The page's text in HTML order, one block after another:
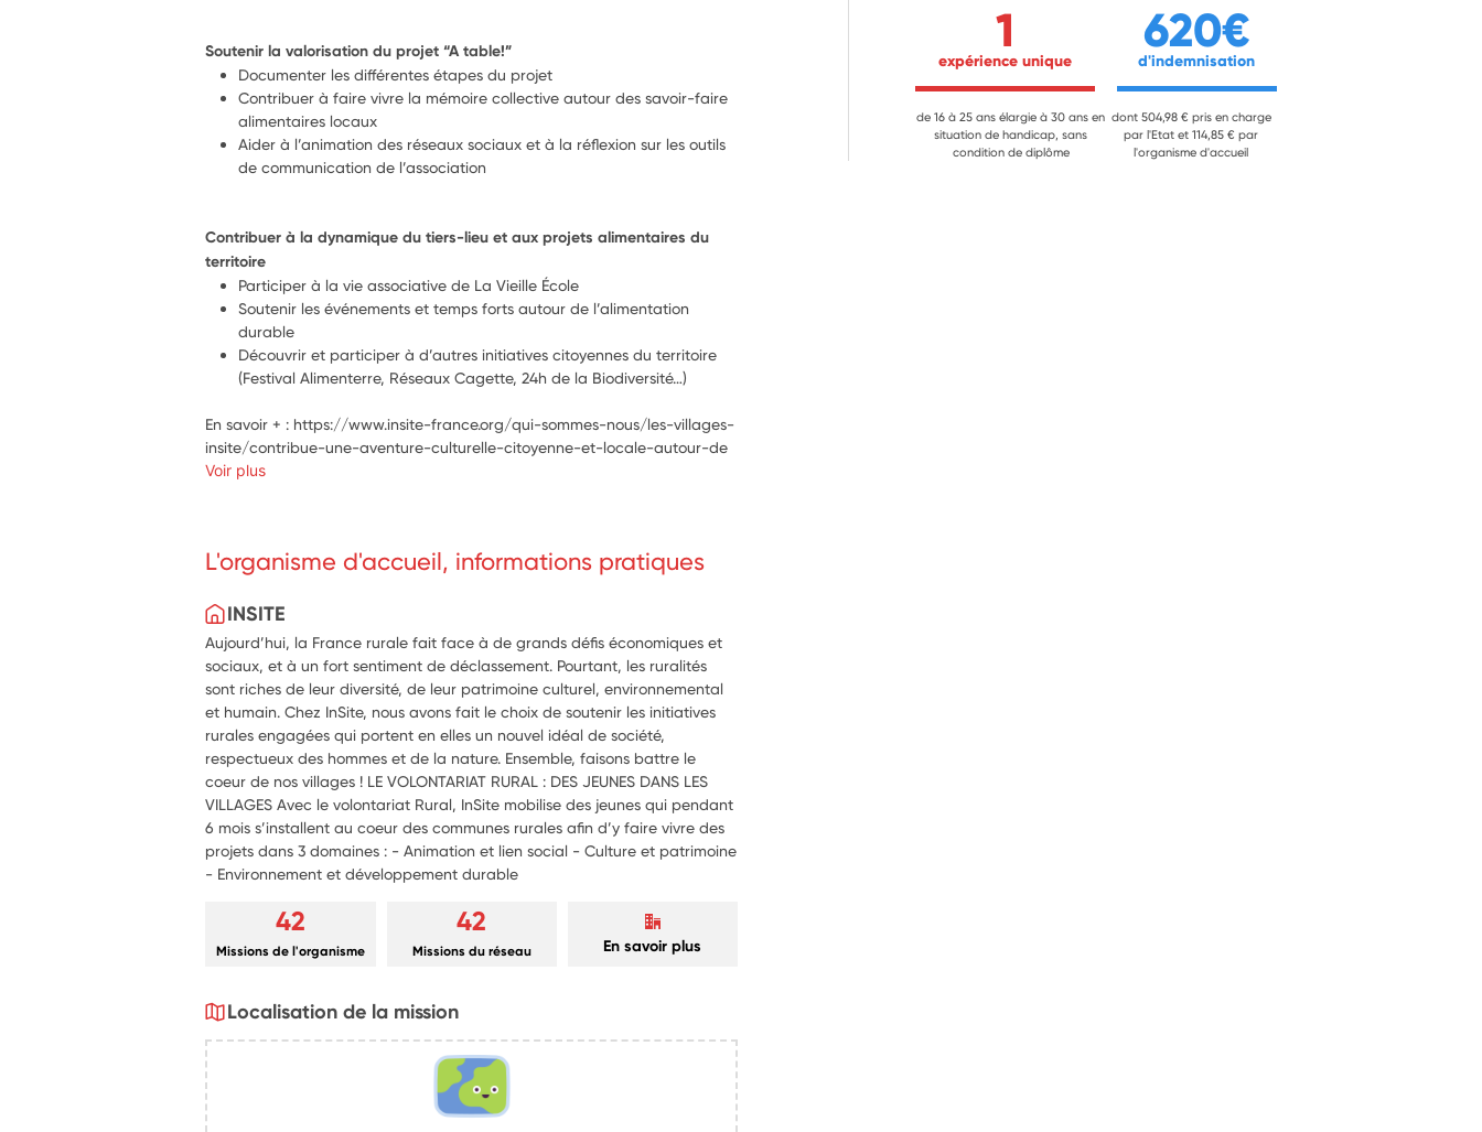
Soutenir la valorisation du projet “A table!”
Documenter les différentes étapes du projet
Contribuer à faire vivre la mémoire collective autour des savoir-faire
alimentaires locaux
Aider à l’animation des réseaux sociaux et à la réflexion sur les outils
de communication de l’association
Contribuer à la dynamique du tiers-lieu et aux projets alimentaires du
territoire
Participer à la vie associative de La Vieille École
Soutenir les événements et temps forts autour de l’alimentation
durable
Découvrir et participer à d’autres initiatives citoyennes du territoire
(Festival Alimenterre, Réseaux Cagette, 24h de la Biodiversité…)
En savoir + : https://www.insite-france.org/qui-sommes-nous/les-villages-
insite/contribue-une-aventure-culturelle-citoyenne-et-locale-autour-de
Voir plus
L'organisme d'accueil, informations pratiques
INSITE
Aujourd’hui, la France rurale fait face à de grands défis économiques et
sociaux, et à un fort sentiment de déclassement. Pourtant, les ruralités
sont riches de leur diversité, de leur patrimoine culturel, environnemental
et humain. Chez InSite, nous avons fait le choix de soutenir les initiatives
rurales engagées qui portent en elles un nouvel idéal de société,
respectueux des hommes et de la nature. Ensemble, faisons battre le
coeur de nos villages ! LE VOLONTARIAT RURAL : DES JEUNES DANS LES
VILLAGES Avec le volontariat Rural, InSite mobilise des jeunes qui pendant
6 mois s’installent au coeur des communes rurales afin d’y faire vivre des
projets dans 3 domaines : - Animation et lien social - Culture et patrimoine
- Environnement et développement durable
42
Missions de l'organisme
42
Missions du réseau En savoir plus
Localisation de la mission
1
expérience unique
de 16 à 25 ans élargie à 30 ans en
situation de handicap, sans
condition de diplôme
620€
d'indemnisation
dont 504,98 € pris en charge
par l'Etat et 114,85 € par
l'organisme d'accueil